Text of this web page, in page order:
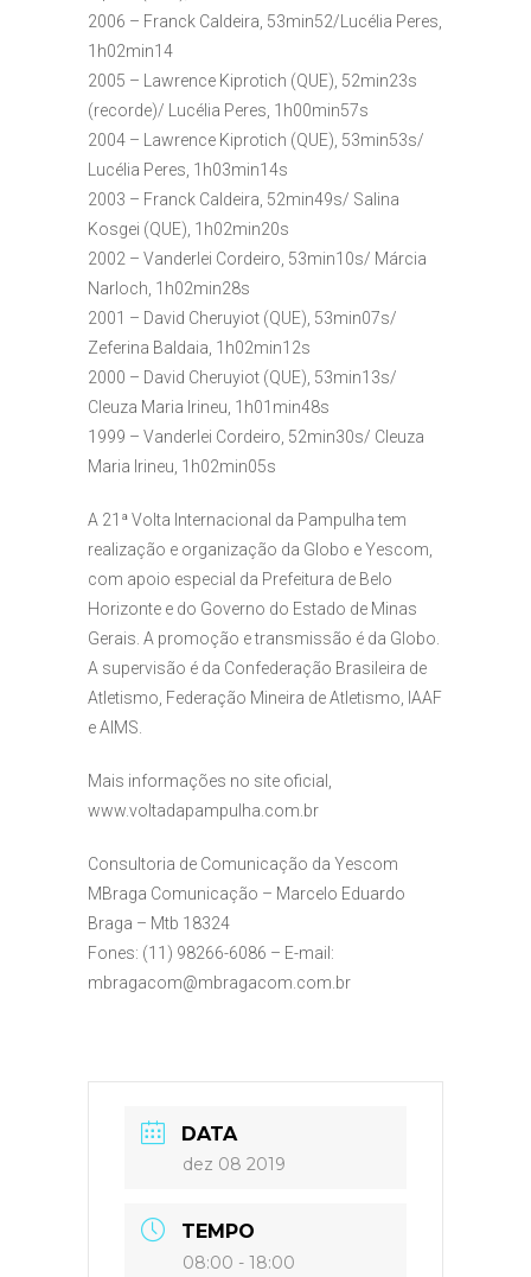
2006 – Franck Caldeira, 53min52/Lucélia Peres,
1h02min14
2005 – Lawrence Kiprotich (QUE), 52min23s
(recorde)/ Lucélia Peres, 1h00min57s
2004 – Lawrence Kiprotich (QUE), 53min53s/
Lucélia Peres, 1h03min14s
2003 – Franck Caldeira, 52min49s/ Salina
Kosgei (QUE), 1h02min20s
2002 – Vanderlei Cordeiro, 53min10s/ Márcia
Narloch, 1h02min28s
2001 – David Cheruyiot (QUE), 53min07s/
Zeferina Baldaia, 1h02min12s
2000 – David Cheruyiot (QUE), 53min13s/
Cleuza Maria Irineu, 1h01min48s
1999 – Vanderlei Cordeiro, 52min30s/ Cleuza
Maria Irineu, 1h02min05s
A 21ª Volta Internacional da Pampulha tem
realização e organização da Globo e Yescom,
com apoio especial da Prefeitura de Belo
Horizonte e do Governo do Estado de Minas
Gerais. A promoção e transmissão é da Globo.
A supervisão é da Confederação Brasileira de
Atletismo, Federação Mineira de Atletismo, IAAF
e AIMS.
Mais informações no site oficial,
www.voltadapampulha.com.br
Consultoria de Comunicação da Yescom
MBraga Comunicação – Marcelo Eduardo
Braga – Mtb 18324
Fones: (11) 98266-6086 – E-mail:
mbragacom@mbragacom.com.br
DATA
dez 08 2019
TEMPO
08:00 - 18:00